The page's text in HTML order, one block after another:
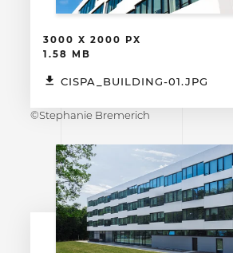
3000 X 2000 PX
1.58 MB
CISPA_BUILDING-01.JPG
©Stephanie Bremerich